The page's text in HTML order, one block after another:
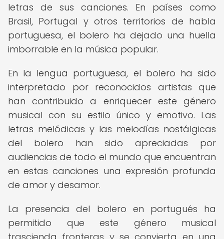
letras de sus canciones. En países como
Brasil, Portugal y otros territorios de habla
portuguesa, el bolero ha dejado una huella
imborrable en la música popular.
En la lengua portuguesa, el bolero ha sido
interpretado por reconocidos artistas que
han contribuido a enriquecer este género
musical con su estilo único y emotivo. Las
letras melódicas y las melodías nostálgicas
del bolero han sido apreciadas por
audiencias de todo el mundo que encuentran
en estas canciones una expresión profunda
de amor y desamor.
La presencia del bolero en portugués ha
permitido que este género musical